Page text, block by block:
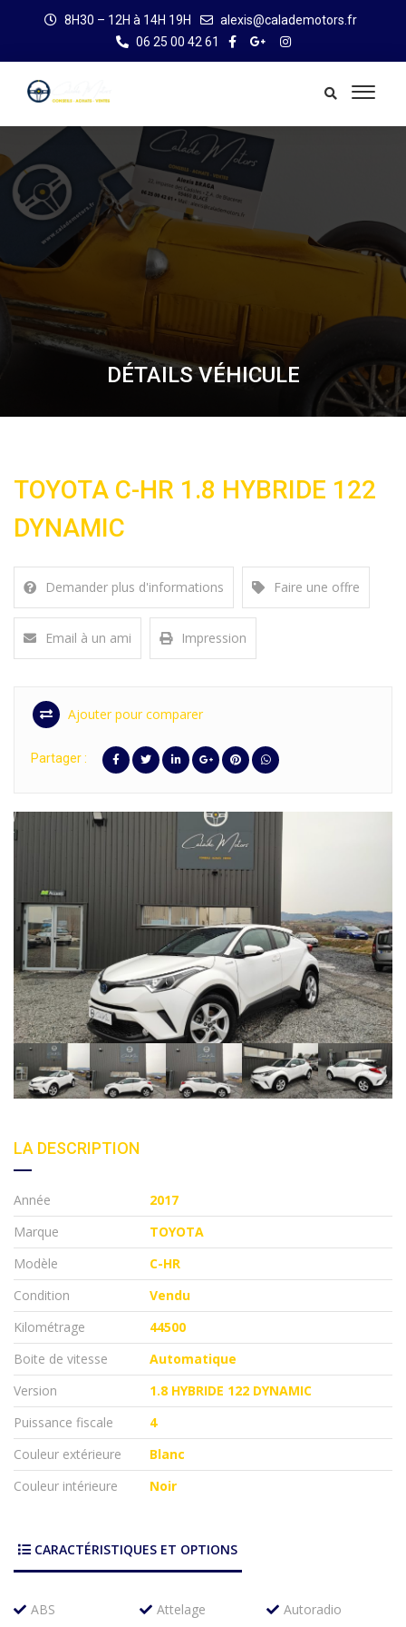
8H30 – 12H à 14H 19H
alexis@calademotors.fr
06 25 00 42 61
DÉTAILS VÉHICULE
TOYOTA C-HR 1.8 HYBRIDE 122
DYNAMIC
Demander plus d'informations Faire une offre
Email à un ami Impression
Ajouter pour comparer
Partager :
LA DESCRIPTION
Année
2017
Marque
TOYOTA
Modèle
C-HR
Condition
Vendu
Kilométrage
44500
Boite de vitesse
Automatique
Version
1.8 HYBRIDE 122 DYNAMIC
Puissance fiscale
4
Couleur extérieure
Blanc
Couleur intérieure
Noir
CARACTÉRISTIQUES ET OPTIONS
ABS Attelage Autoradio